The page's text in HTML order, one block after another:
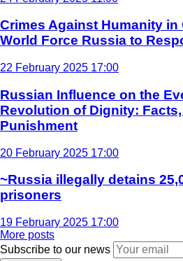
Crimes Against Humanity in
World Force Russia to
22 February 2025 17:00
Russian Influence on the
Revolution of Dignity:
Punishment
20 February 2025 17:00
~Russia illegally detains
prisoners
19 February 2025 17:00
More posts
Subscribe to our news